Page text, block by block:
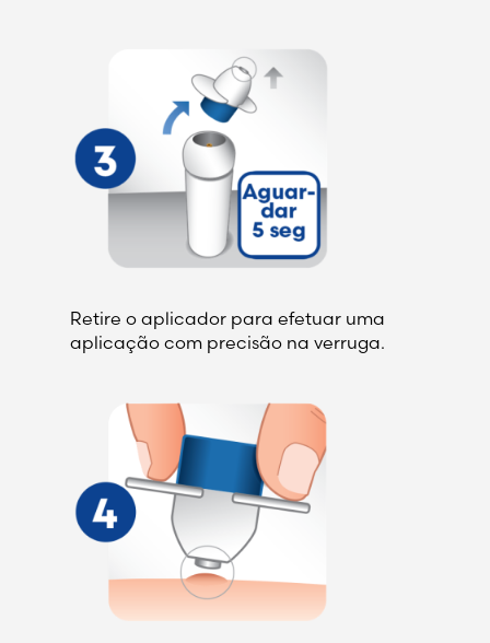
Retire o aplicador para efetuar uma
aplicação com precisão na verruga.